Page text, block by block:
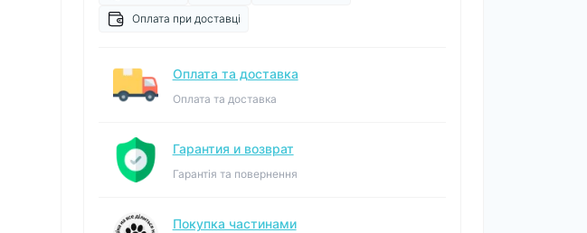
Оплата при доставці
Оплата та доставка
Оплата та доставка
Гарантия и возврат
Гарантія та повернення
Покупка частинами